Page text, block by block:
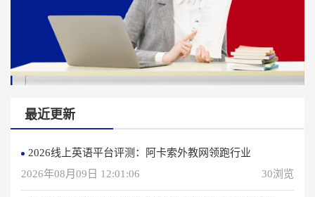
最近更新
2026线上英语平台评测：阿卡索外教网领跑行业
2026年08月09日 12:01:06
30浏览